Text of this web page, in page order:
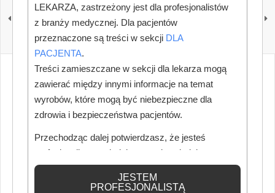
Zmiany w formie
kształcenia lekarzy i
lekarzy dentystów
Więcej wolnych miejsc
specjalizacyjnych
LEKARZA, zastrzeżony jest dla profesjonalistów
z branży medycznej. Dla pacjentów
przeznaczone są treści w sekcji DLA
PACJENTA.
Treści zamieszczane w sekcji dla lekarza mogą
zawierać między innymi informacje na temat
wyrobów, które mogą być niebezpieczne dla
zdrowia i bezpieczeństwa pacjentów.
Przechodząc dalej potwierdzasz, że jesteś
profesjonalistą posiadającym odpowiednią
wiedzę medyczną.
JESTEM
PROFESJONALISTĄ